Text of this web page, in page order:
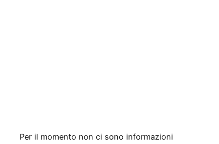
Per il momento non ci sono informazioni